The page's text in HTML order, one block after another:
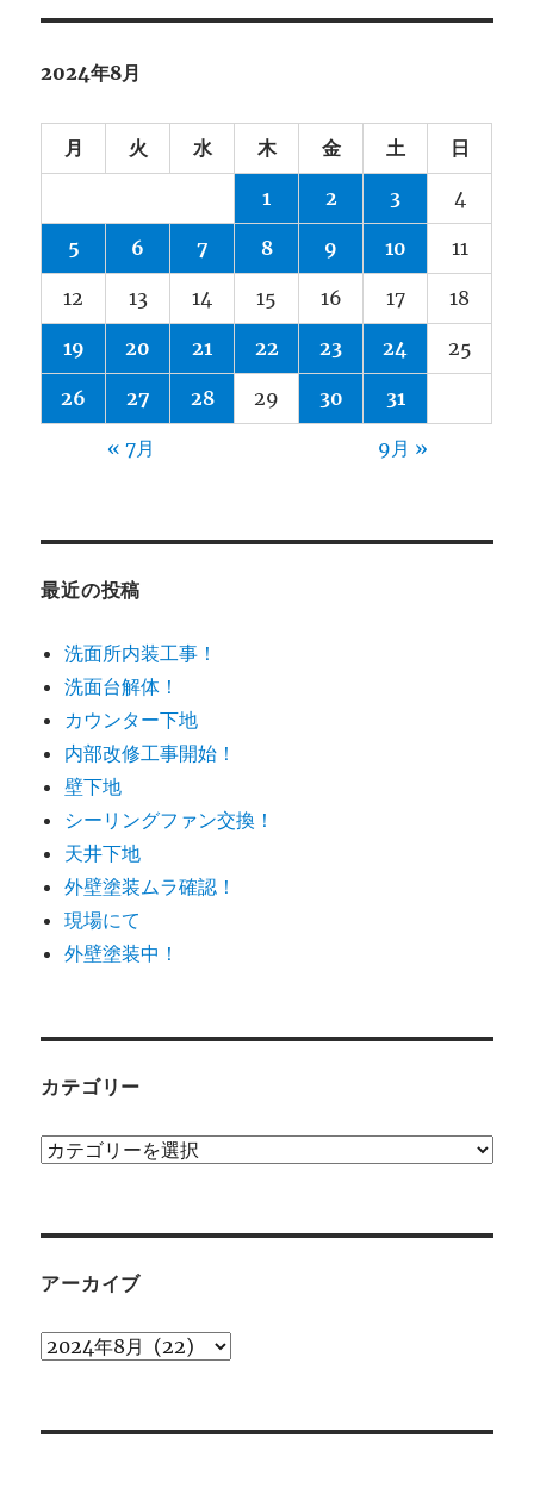
2024年8月
月 火 水 木 金 土 日
1 2 3 4
5 6 7 8 9 10 11
12 13 14 15 16 17 18
19 20 21 22 23 24 25
26 27 28 29 30 31
« 7月 9月 »
最近の投稿
洗面所内装工事！
洗面台解体！
カウンター下地
内部改修工事開始！
壁下地
シーリングファン交換！
天井下地
外壁塗装ムラ確認！
現場にて
外壁塗装中！
カテゴリー
カ
ー
アーカイブ
ア